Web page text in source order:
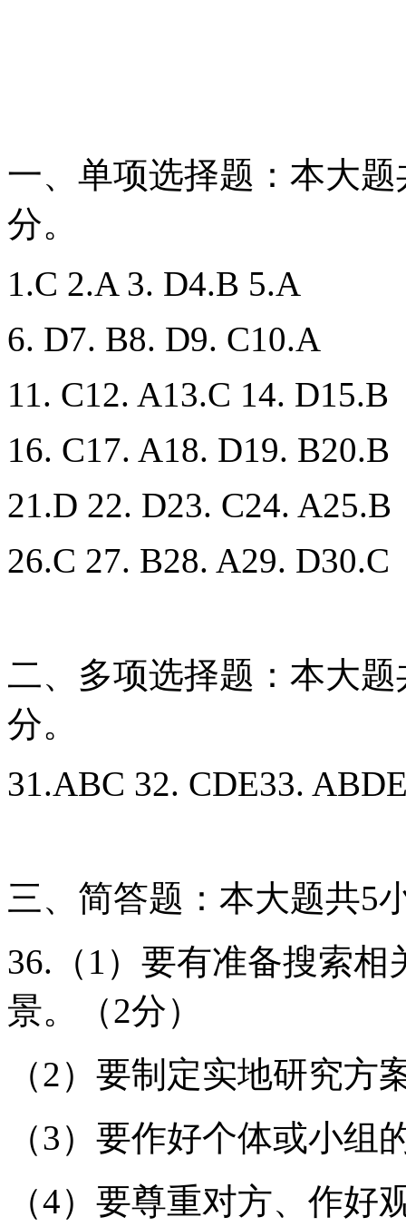
一、单项选择题：本大
分。
1.C 2.A 3. D4.B 5.A
6. D7. B8. D9. C10.A
11. C12. A13.C 14. D15.B
16. C17. A18. D19. B20.B
21.D 22. D23. C24. A25.B
26.C 27. B28. A29. D30.C
二、多项选择题：本大
分。
31.ABC 32. CDE33.
三、简答题：本大题共5
36.（1）要有准备搜索
景。（2分）
（2）要制定实地研究方
（3）要作好个体或小组
（4）要尊重对方、作好